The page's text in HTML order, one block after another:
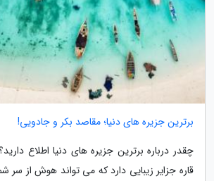
برترین جزیره های دنیا؛ مقاصد بکر و جادویی!
چقدر درباره برترین جزیره های دنیا اطلاع
قاره جزایر زیبایی دارد که می تواند هوش از سر